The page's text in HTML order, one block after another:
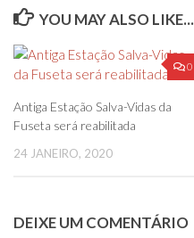
YOU MAY ALSO LIKE...
0
Antiga Estação Salva-Vidas da
Fuseta será reabilitada
24 JANEIRO, 2020
DEIXE UM COMENTÁRIO